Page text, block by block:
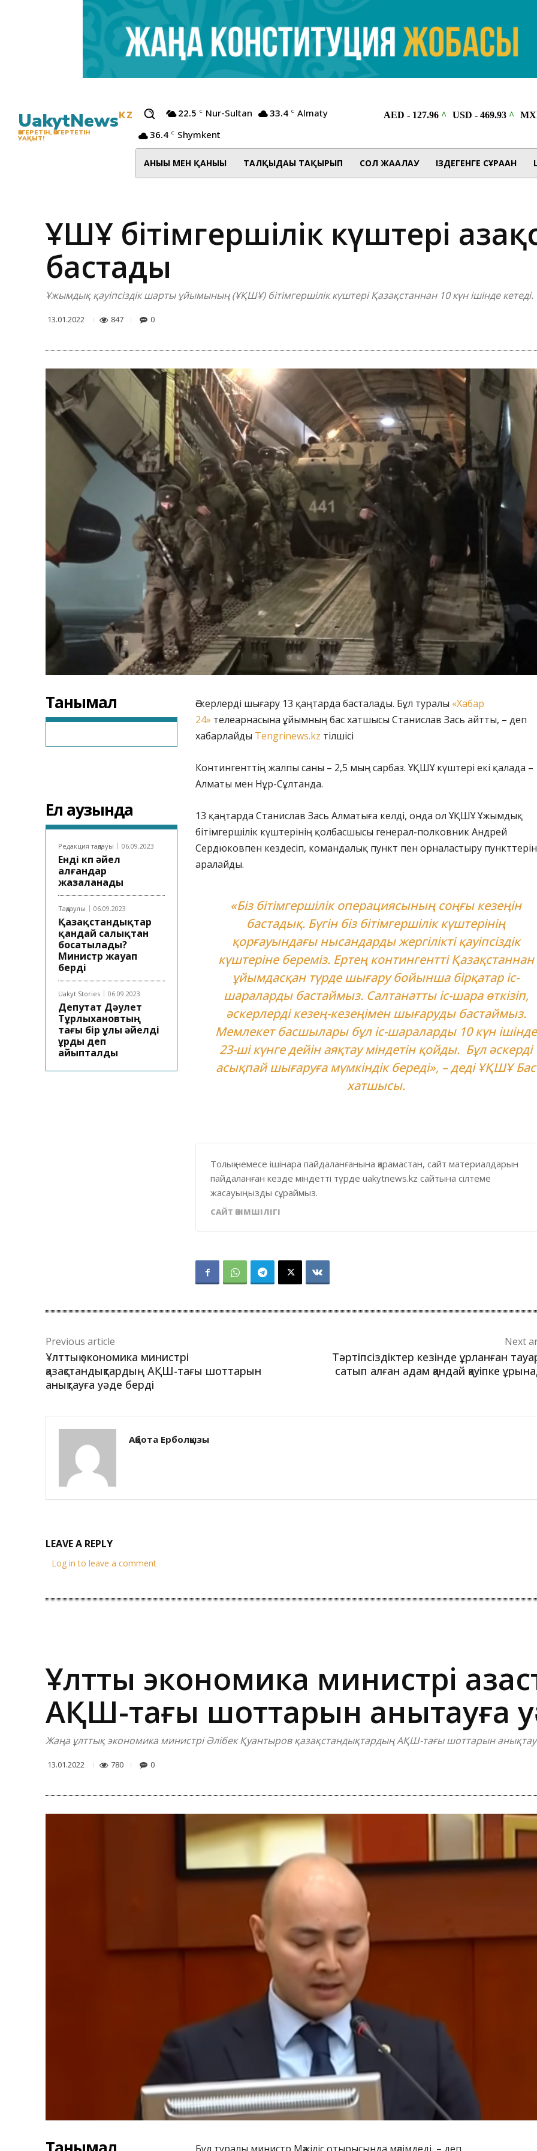
UakytNewsKZ
ӨЗГЕРЕТІН, ӨЗГЕРТЕТІН
УАҚЫТ!
22.5 C Nur-Sultan 33.4 C Almaty
36.4 C Shymkent
АНЫҒЫ МЕН ҚАНЫҒЫ ТАЛҚЫДАҒЫ ТАҚЫРЫП СОЛ ЖАҒАЛАУ ІЗДЕГЕНГЕ СҰРАҒАН
ҰҚШҰ бітімгершілік күштері
бастады
Ұжымдық қауіпсіздік шарты ұйымының (ҰҚШҰ) бітімгершілік күштері Қазақстаннан 10 күн ішінде кетеді.
13.01.2022 847 0
Танымал
Ел аузында
Редакция таңдауы 06.09.2023
Енді көп әйел
алғандар
жазаланады
Таңдаулы 06.09.2023
Қазақстандықтар
қандай салықтан
босатылады?
Министр жауап
берді
Uakyt Stories 06.09.2023
Депутат Дәулет
Тұрлыхановтың
тағы бір ұлы әйелді
ұрды деп
айыпталды
Әскерлерді шығару 13 қаңтарда басталады. Бұл туралы «Хабар
24» телеарнасына ұйымның бас хатшысы Станислав Зась айтты, – деп
хабарлайды Tengrinews.kz тілшісі
Контингенттің жалпы саны – 2,5 мың сарбаз. ҰҚШҰ күштері екі қалада –
Алматы мен Нұр-Сұлтанда.
13 қаңтарда Станислав Зась Алматыға келді, онда ол ҰҚШҰ Ұжымдық
бітімгершілік күштерінің қолбасшысы генерал-полковник Андрей
Сердюковпен кездесіп, командалық пункт пен орналастыру пункттерін
аралайды.
«Біз бітімгершілік операциясының соңғы кезеңін
бастадық. Бүгін біз бітімгершілік күштерінің
қорғауындағы нысандарды жергілікті қауіпсіздік
күштеріне береміз. Ертең контингентті Қазақстаннан
ұйымдасқан түрде шығару бойынша бірқатар іс-
шараларды бастаймыз. Салтанатты іс-шара өткізіп,
әскерлерді кезең-кезеңімен шығаруды бастаймыз.
Мемлекет басшылары бұл іс-шараларды 10 күн ішінде
23-ші күнге дейін аяқтау міндетін қойды. Бұл әскерді
асықпай шығаруға мүмкіндік береді», – деді ҰҚШҰ Бас
хатшысы.
Толық немесе ішінара пайдаланғанына қарамастан, сайт материалдарын
пайдаланған кезде міндетті түрде uakytnews.kz сайтына сілтеме
жасауыңызды сұраймыз.
САЙТ ӘКІМШІЛІГІ
Previous article
Ұлттық экономика министрі
қазақстандықтардың АҚШ-тағы шоттарын
анықтауға уәде берді
Next
Тәртіпсіздіктер кезінде ұрланған
сатып алған адам қандай қауіпке
Ақбота Ерболқызы
LEAVE A REPLY
Log in to leave a comment